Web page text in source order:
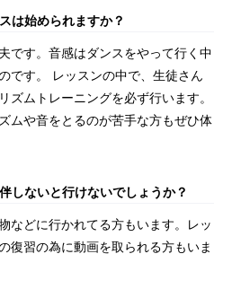
は始められますか？
す。音感はダンスをやって行く中
です。 レッスンの中で、生徒さん
ズムトレーニングを必ず行います。
ムや音をとるのが苦手な方もぜひ体
しないと行けないでしょうか？
どに行かれてる方もいます。 レッ
復習の為に動画を取られる方もいま